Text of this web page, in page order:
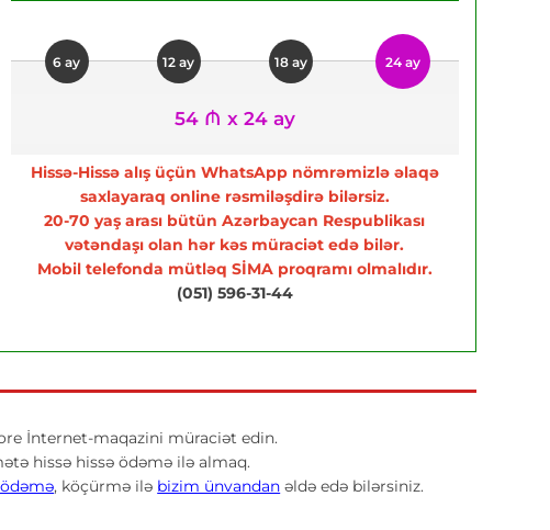
6 ay 12 ay 18 ay 24 ay
54 ₼ x 24 ay
Hissə-Hissə alış üçün WhatsApp nömrəmizlə əlaqə
saxlayaraq online rəsmiləşdirə bilərsiz.
20-70 yaş arası bütün Azərbaycan Respublikası
vətəndaşı olan hər kəs müraciət edə bilər.
Mobil telefonda mütləq SİMA proqramı olmalıdır.
(051) 596-31-44
İnternet-maqazini müraciət edin.
hissə hissə ödəmə ilə almaq.
, köçürmə ilə bizim ünvandan əldə edə bilərsiniz.